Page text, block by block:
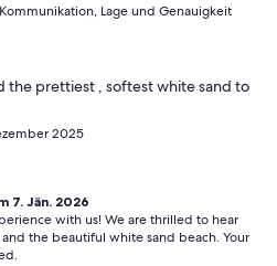
Lage und Genauigkeit
the prettiest , softest white sand to
2025
7. Jän. 2026
with us! We are thrilled to hear
the beautiful white sand beach. Your